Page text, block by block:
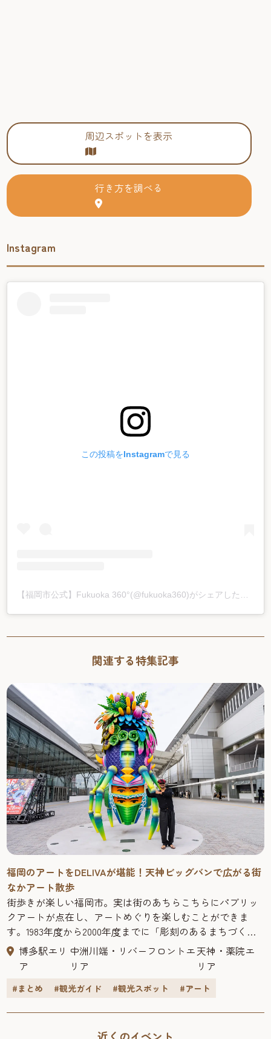
周辺スポットを表示
行き方を調べる
Instagram
この投稿をInstagramで見る
【福岡市公式】Fukuoka 360°(@fukuoka360)がシェアした投稿
関連する特集記事
福岡のアートをDELIVAが堪能！天神ビッグバンで広がる街
なかアート散歩
街歩きが楽しい福岡市。実は街のあちらこちらにパブリッ
クアートが点在し、アートめぐりを楽しむことができま
す。1983年度から2000年度までに「彫刻のあるまちづくり
事業」が実施され、市内には25基の彫刻が設置されまし
た。さらに、近年では再開発「天神ビッグバン」により、
商業施設やオフィスビルの屋内外に新しいアートが続々登
場。街全体が“オープンミュージアム”のように彩られてい
た。「福岡って街なか美術館みたい！」とDELIVAさん。
博多駅エリ
ア
中洲川端・リバーフロントエ
リア
天神・薬院エ
リア
#まとめ #観光ガイド #観光スポット #アート